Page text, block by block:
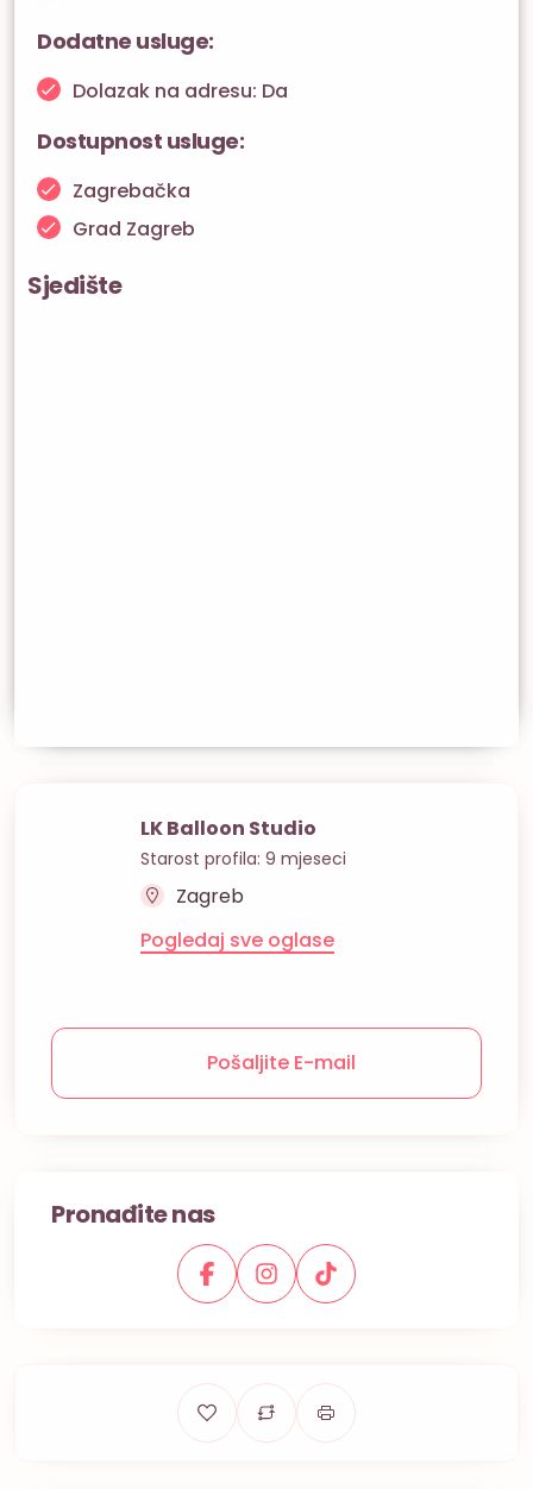
Dodatne usluge:
Dolazak na adresu: Da
Dostupnost usluge:
Zagrebačka
Grad Zagreb
Sjedište
LK Balloon Studio
Starost profila: 9 mjeseci
Zagreb
Pogledaj sve oglase
Pošaljite E-mail
Pronađite nas